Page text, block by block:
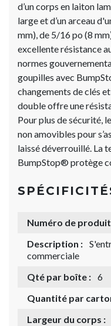
d’un corps en laiton
large et d’un arceau
mm), de 5/16 po (8
excellente résistance
normes
goupilles avec
changements de clés
double offre une
Pour plus de sécurité,
non amovibles pour
laissé déverrouillé. La
BumpStop® protège
Numéro de
Description :
commerciale
Qté par boîte : 6
Quantité par
Largeur du corps :